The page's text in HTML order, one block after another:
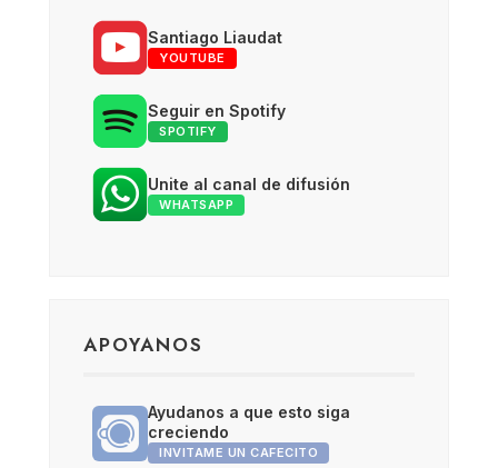
Santiago Liaudat
YOUTUBE
Seguir en Spotify
SPOTIFY
Unite al canal de difusión
WHATSAPP
APOYANOS
Ayudanos a que esto siga
creciendo
INVITAME UN CAFECITO